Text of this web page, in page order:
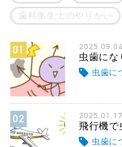
歯科衛生士のやりがい
01 2025.09.04
虫歯にな
虫歯に
02 2025.01.17
飛行機で
虫歯に